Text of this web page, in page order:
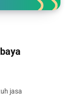
jasa